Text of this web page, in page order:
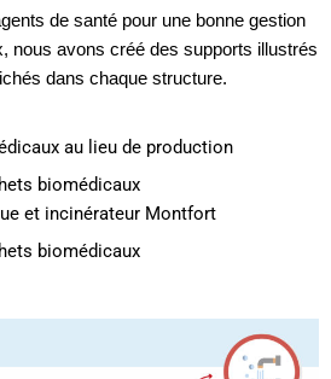
de santé pour une bonne gestion
nous avons créé des supports illustrés
dans chaque structure.
au lieu de production
biomédicaux
et incinérateur Montfort
biomédicaux